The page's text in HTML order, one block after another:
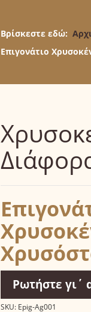
Βρίσκεστε εδώ:
Επιγονάτιο
Ρωτήστε γι΄
SKU: Epig-Ag001